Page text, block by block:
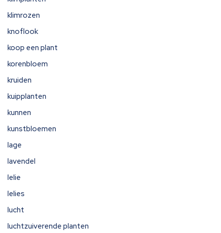
klimrozen
knoflook
koop een plant
korenbloem
kruiden
kuipplanten
kunnen
kunstbloemen
lage
lavendel
lelie
lelies
lucht
luchtzuiverende planten